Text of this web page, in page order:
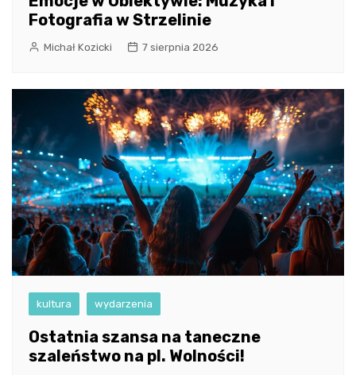
Fotografia w Strzelinie
Michał Kozicki 7 sierpnia 2026
kultura wydarzenia
Ostatnia szansa na taneczne
szaleństwo na pl. Wolności!